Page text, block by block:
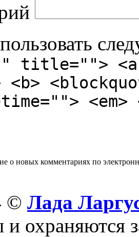
title="">
о новых комментариях по
© Лада
охраняются